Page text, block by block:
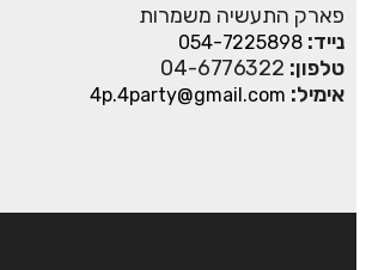
פארק התעשיה משמרות
נייד: 054-7225898
טלפון: 04-6776322
אימיל: 4p.4party@gmail.com